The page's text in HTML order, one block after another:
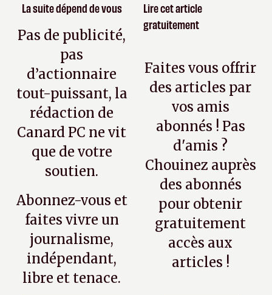
La suite dépend de vous
Pas de publicité,
pas
d’actionnaire
tout-puissant, la
rédaction de
Canard PC ne vit
que de votre
soutien.
Abonnez-vous et
faites vivre un
journalisme,
indépendant,
libre et tenace.
Lire cet article
gratuitement
Faites vous offrir
des articles par
vos amis
abonnés ! Pas
d'amis ?
Chouinez auprès
des abonnés
pour obtenir
gratuitement
accès aux
articles !